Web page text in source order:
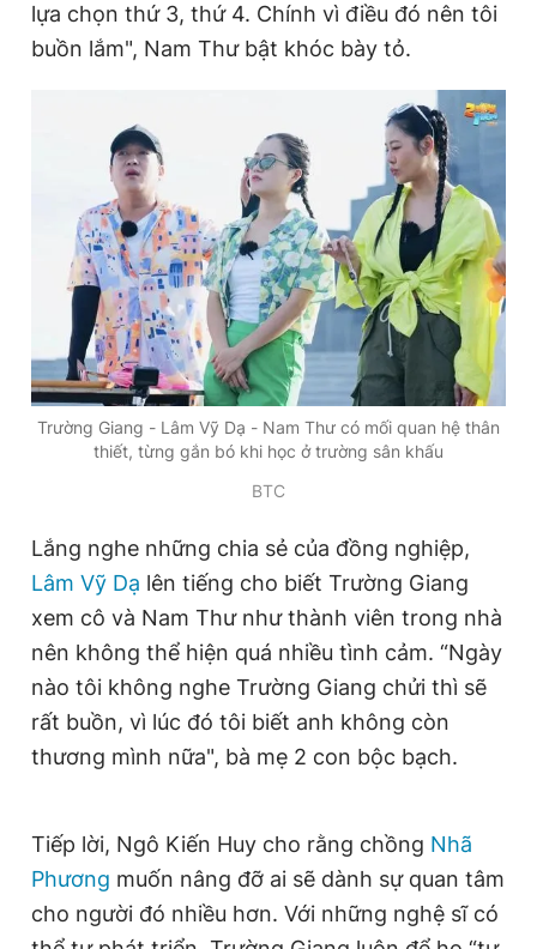
lựa chọn thứ 3, thứ 4. Chính vì điều đó nên tôi
buồn lắm", Nam Thư bật khóc bày tỏ.
Trường Giang - Lâm Vỹ Dạ - Nam Thư có mối quan hệ thân
thiết, từng gắn bó khi học ở trường sân khấu
BTC
Lắng nghe những chia sẻ của đồng nghiệp,
Lâm Vỹ Dạ lên tiếng cho biết Trường Giang
xem cô và Nam Thư như thành viên trong nhà
nên không thể hiện quá nhiều tình cảm. “Ngày
nào tôi không nghe Trường Giang chửi thì sẽ
rất buồn, vì lúc đó tôi biết anh không còn
thương mình nữa", bà mẹ 2 con bộc bạch.
Tiếp lời, Ngô Kiến Huy cho rằng chồng Nhã
Phương muốn nâng đỡ ai sẽ dành sự quan tâm
cho người đó nhiều hơn. Với những nghệ sĩ có